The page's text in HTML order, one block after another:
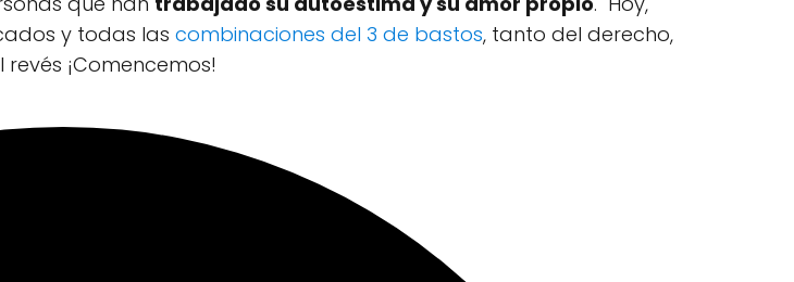
y todas las combinaciones del 3 de bastos, tanto del derecho,
¡Comencemos!